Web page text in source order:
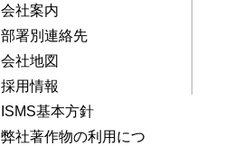
会社案内
部署別連絡先
会社地図
採用情報
ISMS基本方針
弊社著作物の利用につ